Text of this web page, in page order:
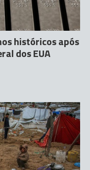
históricos após
dos EUA